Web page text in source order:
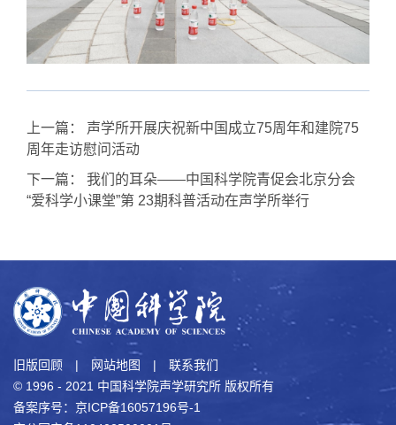
上一篇：
声学所开展庆祝新中国成立75周年和建院75
周年走访慰问活动
下一篇：
我们的耳朵——中国科学院青促会北京分会
“爱科学小课堂”第 23期科普活动在声学所举行
旧版回顾 | 网站地图 |
联系我们
© 1996 - 2021 中国科学院声学研究所 版权所有
备案序号：京ICP备16057196号-1